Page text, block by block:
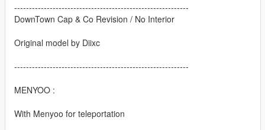
-----------------------------------------------------------
DownTown Cap & Co Revision / No Interior
Original model by Diixc
-----------------------------------------------------------
MENYOO :
With Menyoo for teleportation